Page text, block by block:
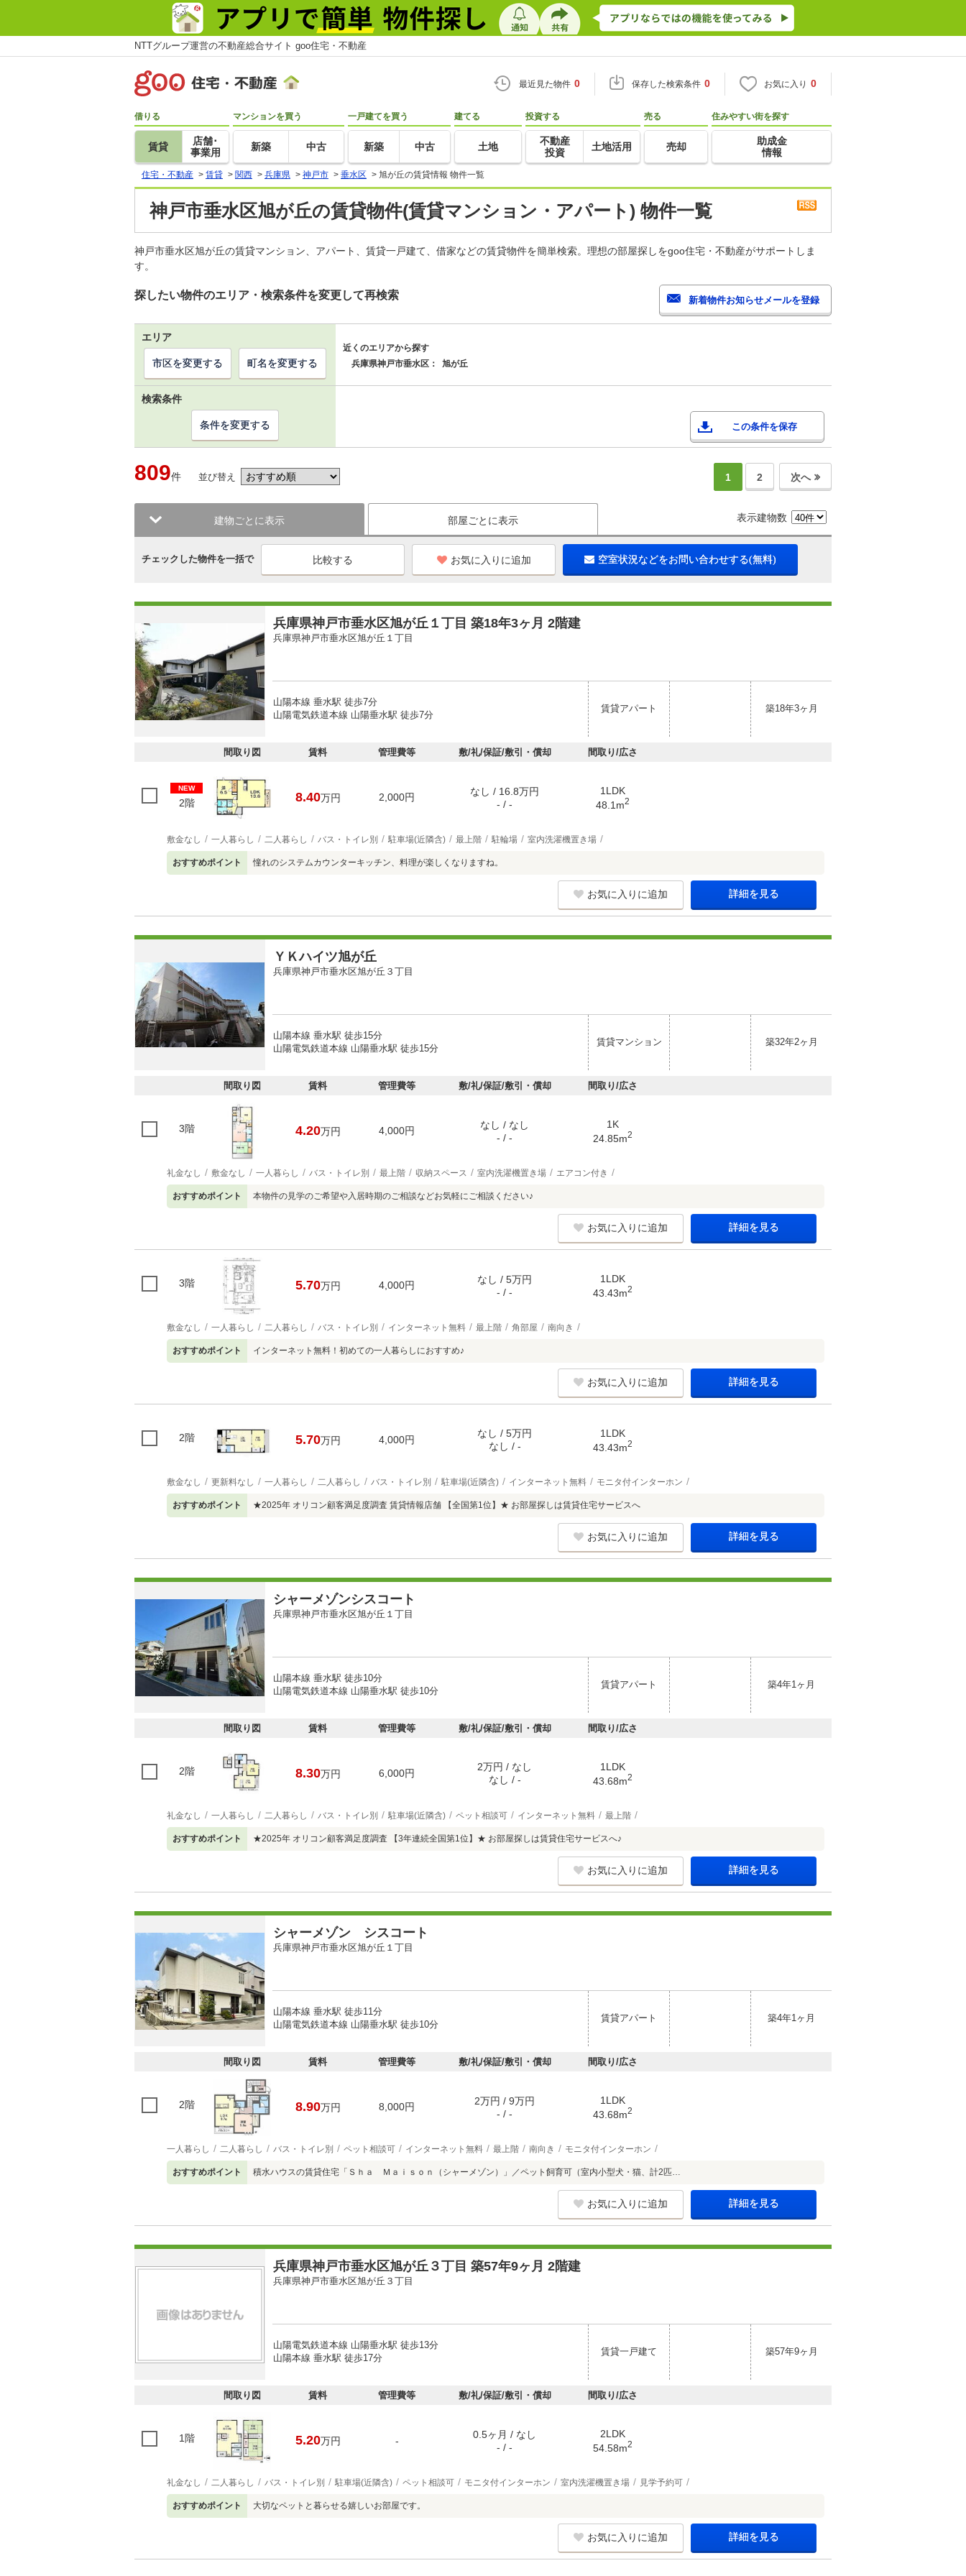
NTTグループ運営の不動産総合サイト goo住宅・不動産
最近見た物件 0 保存した検索条件 0 お気に入り 0
借りる
賃貸
店舗･
事業用
マンションを買う
新築 中古
一戸建てを買う
新築 中古
建てる
土地
投資する
不動産
投資
土地活用
売る
売却
住みやすい街を探す
助成金
情報
住宅・不動産 > 賃貸 > 関西 > 兵庫県 > 神戸市 > 垂水区 > 旭が丘の賃貸情報 物件一覧
神戸市垂水区旭が丘の賃貸物件(賃貸マンション・アパート) 物件一覧
神戸市垂水区旭が丘の賃貸マンション、アパート、賃貸一戸建て、借家などの賃貸物件を簡単検索。理想の部屋探しをgoo住宅・不動産がサポートしま
す。
探したい物件のエリア・検索条件を変更して再検索
エリア
近くのエリアから探す
兵庫県神戸市垂水区：
旭が丘
市区を変更する 町名を変更する
検索条件
この条件を保存
条件を変更する
809件 並び替え 1 2 次へ
建物ごとに表示 部屋ごとに表示 表示建物数
チェックした物件を一括で お気に入りに追加 空室状況などをお問い合わせする(無料)
兵庫県神戸市垂水区旭が丘１丁目 築18年3ヶ月 2階建
兵庫県神戸市垂水区旭が丘１丁目
山陽本線 垂水駅 徒歩7分
山陽電気鉄道本線 山陽垂水駅 徒歩7分
賃貸アパート 築18年3ヶ月
間取り図 賃料 管理費等 敷/礼/保証/敷引・償却 間取り/広さ
NEW
2階 8.40万円 2,000円
なし / 16.8万円
- / -
1LDK
48.1m2
敷金なし 一人暮らし 二人暮らし バス・トイレ別 駐車場(近隣含) 最上階 駐輪場 室内洗濯機置き場
おすすめポイント 憧れのシステムカウンターキッチン、料理が楽しくなりますね。
お気に入りに追加 詳細を見る
ＹＫハイツ旭が丘
兵庫県神戸市垂水区旭が丘３丁目
山陽本線 垂水駅 徒歩15分
山陽電気鉄道本線 山陽垂水駅 徒歩15分
賃貸マンション 築32年2ヶ月
間取り図 賃料 管理費等 敷/礼/保証/敷引・償却 間取り/広さ
3階 4.20万円 4,000円
なし / なし
- / -
1K
24.85m2
礼金なし 敷金なし 一人暮らし バス・トイレ別 最上階 収納スペース 室内洗濯機置き場 エアコン付き
おすすめポイント 本物件の見学のご希望や入居時期のご相談などお気軽にご相談ください♪
お気に入りに追加 詳細を見る
3階 5.70万円 4,000円
なし / 5万円
- / -
1LDK
43.43m2
敷金なし 一人暮らし 二人暮らし バス・トイレ別 インターネット無料 最上階 角部屋 南向き
おすすめポイント インターネット無料！初めての一人暮らしにおすすめ♪
お気に入りに追加 詳細を見る
2階 5.70万円 4,000円
なし / 5万円
なし / -
1LDK
43.43m2
敷金なし 更新料なし 一人暮らし 二人暮らし バス・トイレ別 駐車場(近隣含) インターネット無料 モニタ付インターホン
おすすめポイント ★2025年 オリコン顧客満足度調査 賃貸情報店舗 【全国第1位】★ お部屋探しは賃貸住宅サービスへ
お気に入りに追加 詳細を見る
シャーメゾンシスコート
兵庫県神戸市垂水区旭が丘１丁目
山陽本線 垂水駅 徒歩10分
山陽電気鉄道本線 山陽垂水駅 徒歩10分
賃貸アパート 築4年1ヶ月
間取り図 賃料 管理費等 敷/礼/保証/敷引・償却 間取り/広さ
2階 8.30万円 6,000円
2万円 / なし
なし / -
1LDK
43.68m2
礼金なし 一人暮らし 二人暮らし バス・トイレ別 駐車場(近隣含) ペット相談可 インターネット無料 最上階
おすすめポイント ★2025年 オリコン顧客満足度調査 【3年連続全国第1位】★ お部屋探しは賃貸住宅サービスへ♪
お気に入りに追加 詳細を見る
シャーメゾン シスコート
兵庫県神戸市垂水区旭が丘１丁目
山陽本線 垂水駅 徒歩11分
山陽電気鉄道本線 山陽垂水駅 徒歩10分
賃貸アパート 築4年1ヶ月
間取り図 賃料 管理費等 敷/礼/保証/敷引・償却 間取り/広さ
2階 8.90万円 8,000円
2万円 / 9万円
- / -
1LDK
43.68m2
一人暮らし 二人暮らし バス・トイレ別 ペット相談可 インターネット無料 最上階 南向き モニタ付インターホン
おすすめポイント 積水ハウスの賃貸住宅「Ｓｈａ Ｍａｉｓｏｎ（シャーメゾン）」／ペット飼育可（室内小型犬・猫、計2匹…
お気に入りに追加 詳細を見る
兵庫県神戸市垂水区旭が丘３丁目 築57年9ヶ月 2階建
兵庫県神戸市垂水区旭が丘３丁目
山陽電気鉄道本線 山陽垂水駅 徒歩13分
山陽本線 垂水駅 徒歩17分
賃貸一戸建て 築57年9ヶ月
間取り図 賃料 管理費等 敷/礼/保証/敷引・償却 間取り/広さ
1階 5.20万円 -
0.5ヶ月 / なし
- / -
2LDK
54.58m2
礼金なし 二人暮らし バス・トイレ別 駐車場(近隣含) ペット相談可 モニタ付インターホン 室内洗濯機置き場 見学予約可
おすすめポイント 大切なペットと暮らせる嬉しいお部屋です。
お気に入りに追加 詳細を見る